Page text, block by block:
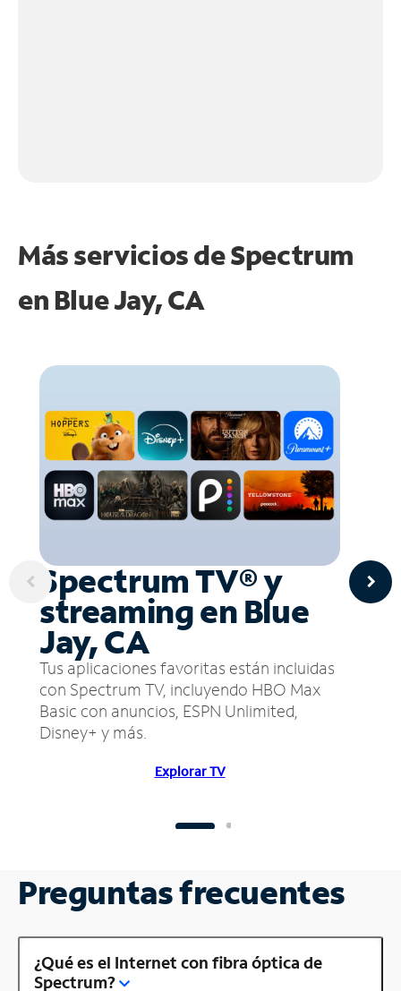
Más servicios de Spectrum
en Blue Jay, CA
Spectrum TV® y
streaming en Blue
Jay, CA
Tus aplicaciones favoritas están incluidas
con Spectrum TV, incluyendo HBO Max
Basic con anuncios, ESPN Unlimited,
Disney+ y más.
Explorar TV
Preguntas frecuentes
¿Qué es el Internet con fibra óptica de
Spectrum?